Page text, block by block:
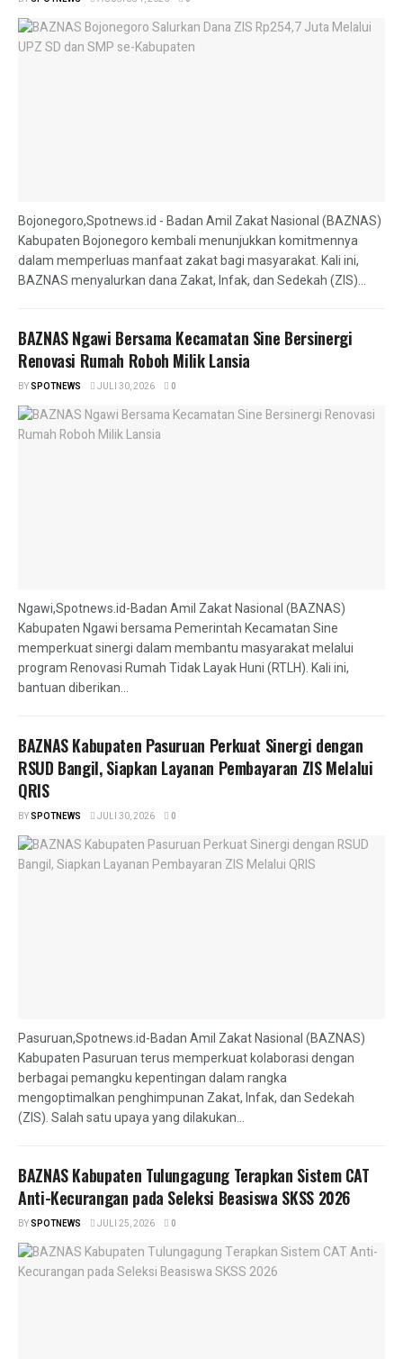
Bojonegoro,Spotnews.id - Badan Amil Zakat Nasional (BAZNAS)
Kabupaten Bojonegoro kembali menunjukkan komitmennya
dalam memperluas manfaat zakat bagi masyarakat. Kali ini,
BAZNAS menyalurkan dana Zakat, Infak, dan Sedekah (ZIS)...
BAZNAS Ngawi Bersama Kecamatan Sine Bersinergi
Renovasi Rumah Roboh Milik Lansia
BYSPOTNEWS JULI 30, 2026 0
Ngawi,Spotnews.id-Badan Amil Zakat Nasional (BAZNAS)
Kabupaten Ngawi bersama Pemerintah Kecamatan Sine
memperkuat sinergi dalam membantu masyarakat melalui
program Renovasi Rumah Tidak Layak Huni (RTLH). Kali ini,
bantuan diberikan...
BAZNAS Kabupaten Pasuruan Perkuat Sinergi dengan
RSUD Bangil, Siapkan Layanan Pembayaran ZIS Melalui
QRIS
BYSPOTNEWS JULI 30, 2026 0
Pasuruan,Spotnews.id-Badan Amil Zakat Nasional (BAZNAS)
Kabupaten Pasuruan terus memperkuat kolaborasi dengan
berbagai pemangku kepentingan dalam rangka
mengoptimalkan penghimpunan Zakat, Infak, dan Sedekah
(ZIS). Salah satu upaya yang dilakukan...
BAZNAS Kabupaten Tulungagung Terapkan Sistem CAT
Anti-Kecurangan pada Seleksi Beasiswa SKSS 2026
BYSPOTNEWS JULI 25, 2026 0